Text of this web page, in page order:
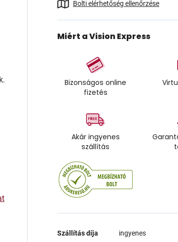
Bolti elérhetőség ellenőrzése
Miért a Vision Express
Bizonságos online
fizetés
Akár ingyenes
szállítás
Szállítás díja ingyenes